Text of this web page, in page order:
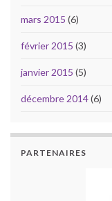
mars 2015 (6)
février 2015 (3)
janvier 2015 (5)
décembre 2014(6)
PARTENAIRES